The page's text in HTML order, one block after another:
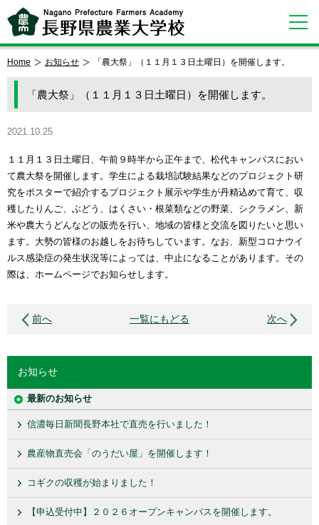
Home お知らせ 「農大祭」（１１月１３日土曜日）を開催します。
「農大祭」（１１月１３日土曜日）を開催します。
2021.10.25
１１月１３日土曜日、午前９時半から正午まで、松代キャンパスにおい
て農大祭を開催します。学生による栽培試験結果などのプロジェクト研
究をポスターで紹介するプロジェクト展示や学生が丹精込めて育て、収
穫したりんご、ぶどう、はくさい・根菜類などの野菜、シクラメン、新
米や農大うどんなどの販売を行い、地域の皆様と交流を図りたいと思い
ます。大勢の皆様のお越しをお待ちしています。なお、新型コロナウイ
ルス感染症の発生状況等によっては、中止になることがあります。その
際は、ホームページでお知らせします。
前へ 一覧にもどる 次へ
お知らせ
最新のお知らせ
信濃毎日新聞長野本社で直売を行いました！
農産物直売会「のうだい屋」を開催します！
コギクの収穫が始まりました！
【申込受付中】２０２６オープンキャンパスを開催します。